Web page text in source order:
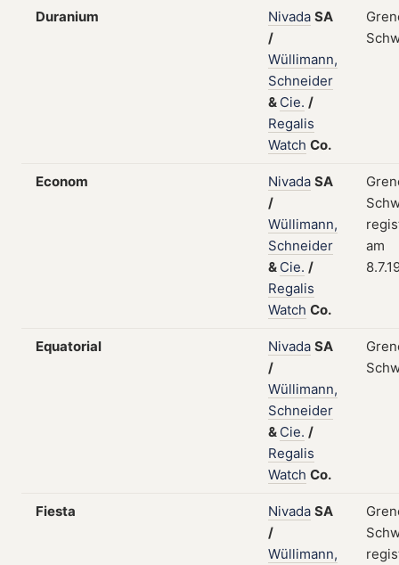
Duranium Nivada SA
/
Wüllimann,
Schneider
& Cie. /
Regalis
Watch Co.
Econom Nivada SA
/
Wüllimann,
Schneider
& Cie. /
Regalis
Watch Co.
am
Equatorial Nivada SA
/
Wüllimann,
Schneider
& Cie. /
Regalis
Watch Co.
Fiesta Nivada SA
/
Wüllimann,